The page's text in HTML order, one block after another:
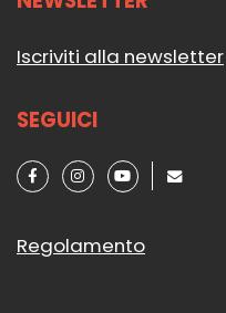
Iscriviti alla newsletter
SEGUICI
Regolamento